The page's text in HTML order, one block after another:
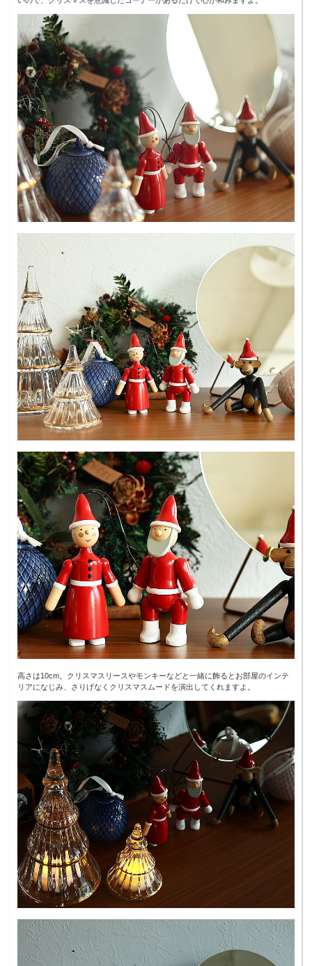
高さは10cm。クリスマスリースやモンキーなどと一緒に飾るとお部屋のインテ
リアになじみ、さりげなくクリスマスムードを演出してくれますよ。